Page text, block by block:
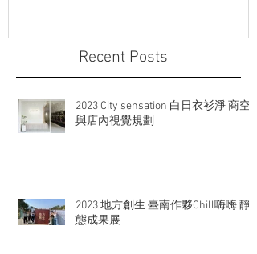
Recent Posts
2023 City sensation 白日衣衫淨 商空
與店內視覺規劃
2023 地方創生 臺南作夥Chill嗨嗨 靜
態成果展